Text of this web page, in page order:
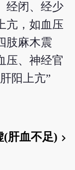
经闭、经少
亢，如血压
肢麻木震
压、神经官
阳上亢”
(肝血不足) chevron_right